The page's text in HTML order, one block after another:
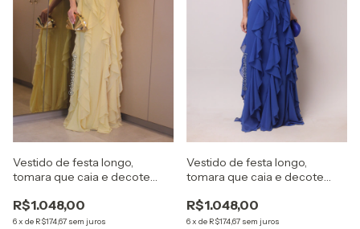
Vestido de festa longo,
tomara que caia e decote
babados verticais na saia -
Amarelo Manteiga
R$1.048,00
6x de R$174,67 sem juros
Vestido de festa longo,
tomara que caia e decote
babados verticais na saia -
Azul Royal
R$1.048,00
6x de R$174,67 sem juros